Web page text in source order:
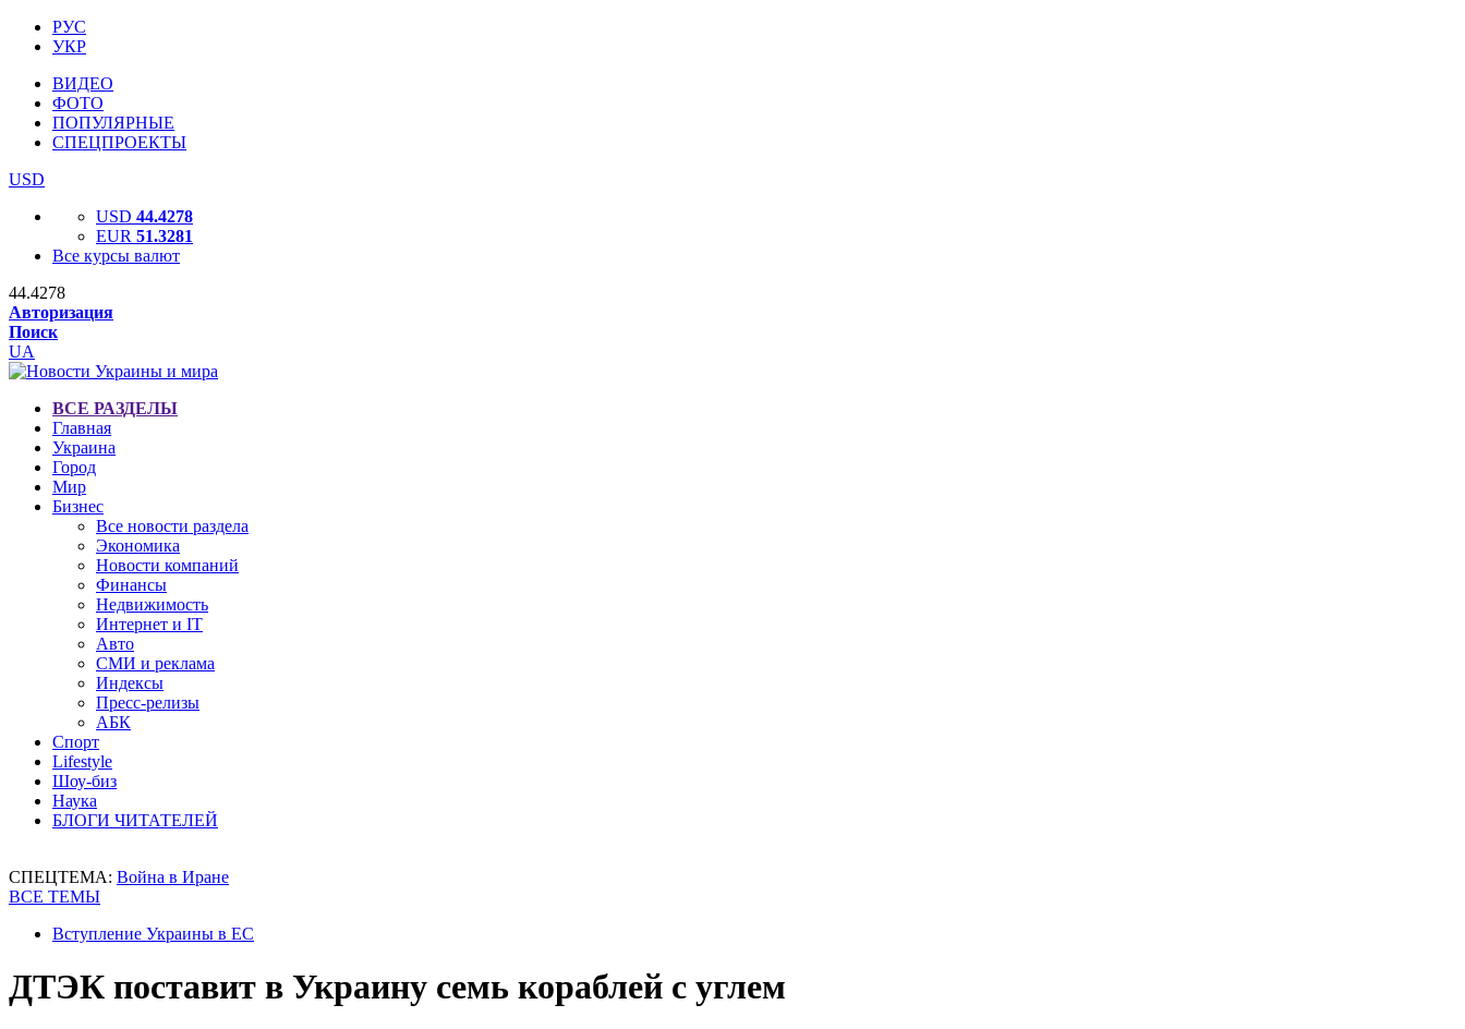
РУС
УКР
ВИДЕО
ФОТО
ПОПУЛЯРНЫЕ
СПЕЦПРОЕКТЫ
USD
USD 44.4278
EUR 51.3281
Все курсы валют
44.4278
Авторизация
Поиск
UA
ВСЕ РАЗДЕЛЫ
Главная
Украина
Город
Мир
Бизнес
Все новости раздела
Экономика
Новости компаний
Финансы
Недвижимость
Интернет и IT
Авто
СМИ и реклама
Индексы
Пресс-релизы
АБК
Спорт
Lifestyle
Шоу-биз
Наука
БЛОГИ ЧИТАТЕЛЕЙ
СПЕЦТЕМА: Война в Иране
ВСЕ ТЕМЫ
Вступление Украины в ЕС
ДТЭК поставит в Украину семь кораблей с углем